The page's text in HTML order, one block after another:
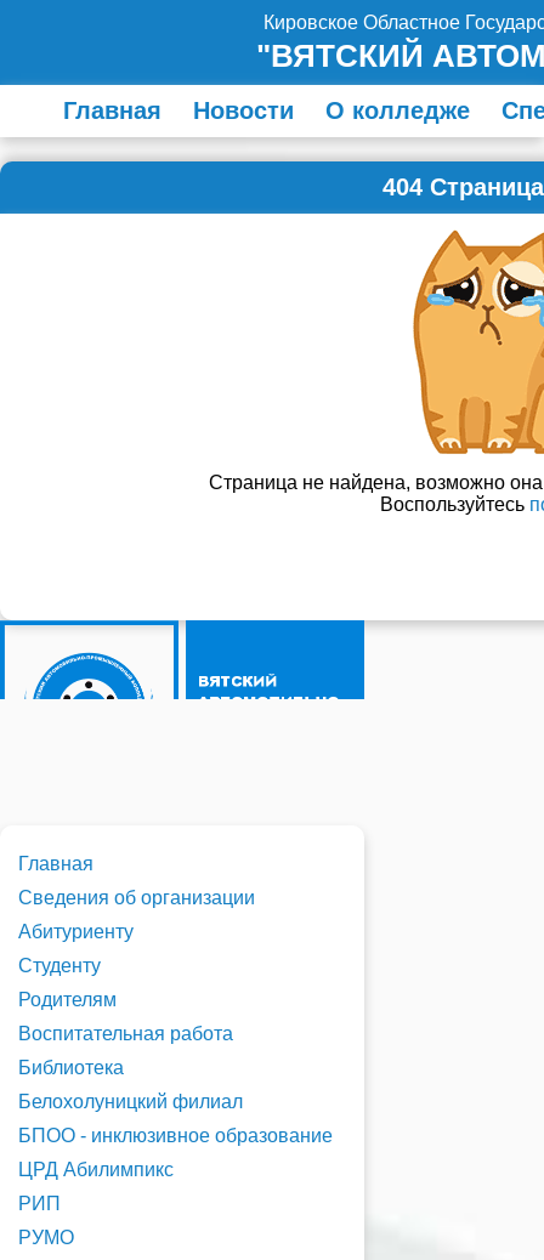
Кировское Областное
"ВЯТСКИЙ
Главная Новости О колледже
404
Страница не найдена, возможно
Воспользуйтесь
Главная
Сведения об организации
Абитуриенту
Студенту
Родителям
Воспитательная работа
Библиотека
Белохолуницкий филиал
БПОО - инклюзивное образование
ЦРД Абилимпикс
РИП
РУМО